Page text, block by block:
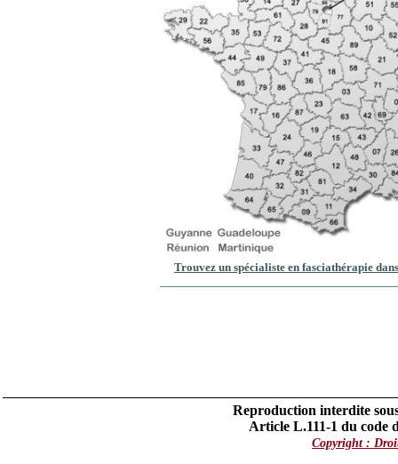
Trouvez un spécialiste en fasciathérapie
Reproduction interdite
Article L.111-1 du code
Copyright :